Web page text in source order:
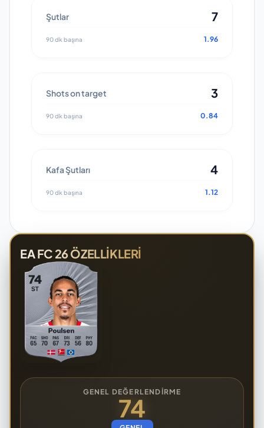
Şutlar 7
90 dk başına 1.96
Shots on target 3
90 dk başına 0.84
Kafa Şutları 4
90 dk başına 1.12
EA FC 26 ÖZELLIKLERI
GENEL DEĞERLENDIRME
74